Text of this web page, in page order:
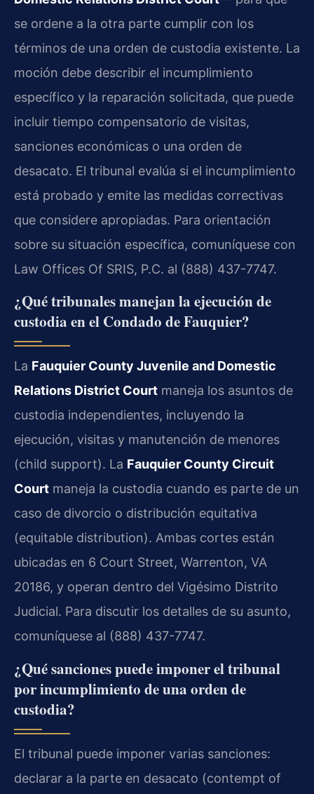
se ordene a la otra parte cumplir con los
términos de una orden de custodia existente. La
moción debe describir el incumplimiento
específico y la reparación solicitada, que puede
incluir tiempo compensatorio de visitas,
sanciones económicas o una orden de
desacato. El tribunal evalúa si el incumplimiento
está probado y emite las medidas correctivas
que considere apropiadas. Para orientación
sobre su situación específica, comuníquese con
Law Offices Of SRIS, P.C. al (888) 437-7747.
¿Qué tribunales manejan la ejecución de
custodia en el Condado de Fauquier?
La Fauquier County Juvenile and Domestic
Relations District Court maneja los asuntos de
custodia independientes, incluyendo la
ejecución, visitas y manutención de menores
(child support). La Fauquier County Circuit
Court maneja la custodia cuando es parte de un
caso de divorcio o distribución equitativa
(equitable distribution). Ambas cortes están
ubicadas en 6 Court Street, Warrenton, VA
20186, y operan dentro del Vigésimo Distrito
Judicial. Para discutir los detalles de su asunto,
comuníquese al (888) 437-7747.
¿Qué sanciones puede imponer el tribunal
por incumplimiento de una orden de
custodia?
El tribunal puede imponer varias sanciones:
declarar a la parte en desacato (contempt of